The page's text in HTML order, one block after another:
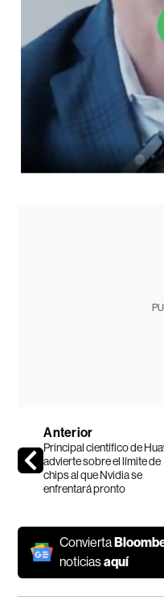
Anterior
Principal científico de
advierte sobre el límite de
chips al que Nvidia se
enfrentará pronto
Convierta
noticiasaquí